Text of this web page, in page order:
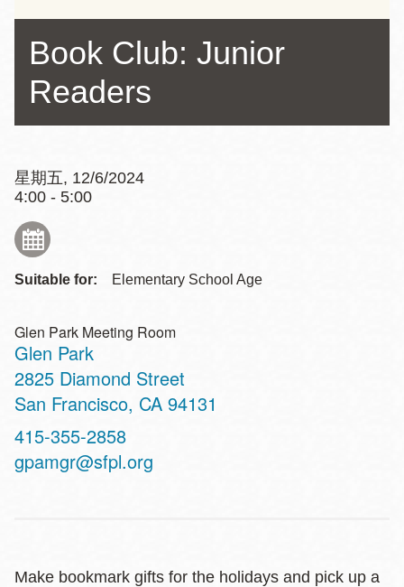
Book Club: Junior
Readers
星期五, 12/6/2024
4:00 - 5:00
Suitable for: Elementary School Age
Glen Park Meeting Room
Glen Park
Address
2825 Diamond Street
San Francisco, CA 94131
Contact
Telephone
415-355-2858
gpamgr@sfpl.org
Make bookmark gifts for the holidays and pick up a